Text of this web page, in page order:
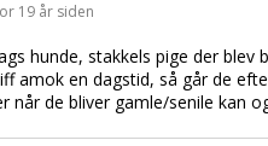
19 år siden
hunde, stakkels pige der
amok en dagstid, så går de
når de bliver gamle/senile kan